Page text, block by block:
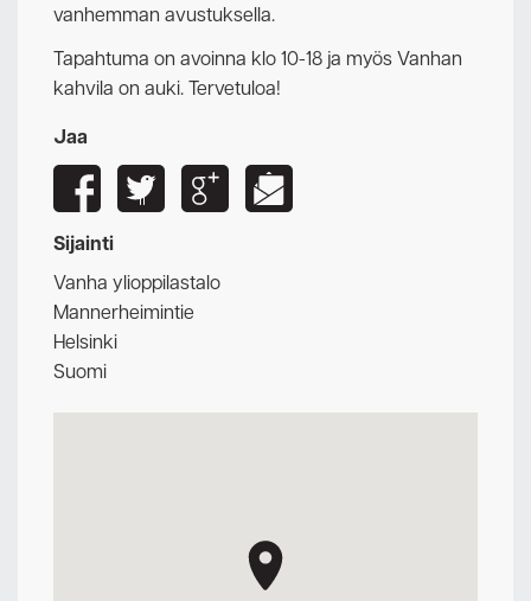
vanhemman avustuksella.
Tapahtuma on avoinna klo 10-18 ja myös Vanhan
kahvila on auki. Tervetuloa!
Jaa
Sijainti
Vanha ylioppilastalo
Mannerheimintie
Helsinki
Suomi